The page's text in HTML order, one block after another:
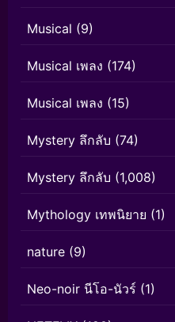
Musical (9)
Musical เพลง (174)
Musical เพลง (15)
Mystery ลึกลับ (74)
Mystery ลึกลับ (1,008)
Mythology เทพนิยาย (1)
nature (9)
Neo-noir นีโอ-นัวร์ (1)